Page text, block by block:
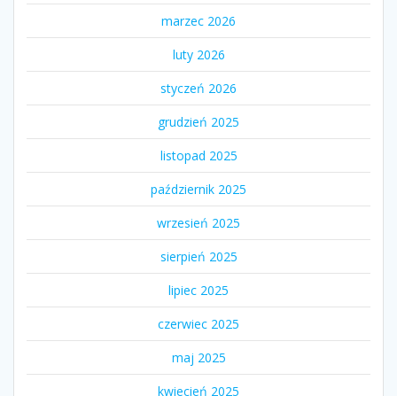
marzec 2026
luty 2026
styczeń 2026
grudzień 2025
listopad 2025
październik 2025
wrzesień 2025
sierpień 2025
lipiec 2025
czerwiec 2025
maj 2025
kwiecień 2025